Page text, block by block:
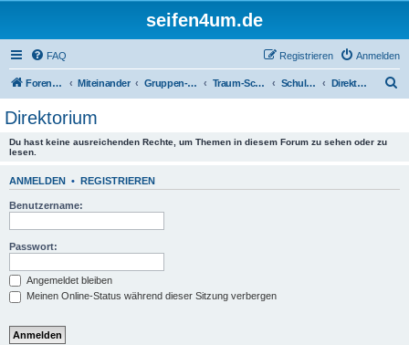
seifen4um.de
FAQ Anmelden
Registrieren
Foren-Übersicht Miteinander Gruppen-Seifeln Traum-Schaum-Hütten-Zauber Schulbank in der Traum-Schaum-Hütte Direktorium
Direktorium
Du hast keine ausreichenden Rechte, um Themen in diesem Forum zu sehen oder zu
lesen.
ANMELDEN • REGISTRIEREN
Benutzername:
Passwort:
Angemeldet bleiben
Meinen Online-Status während dieser Sitzung verbergen